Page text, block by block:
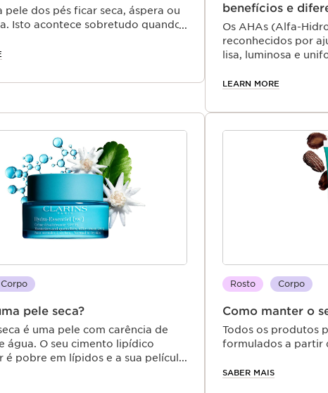
pele dos pés ficar seca, áspera ou
Isto acontece sobretudo quando
ou não hidratamos com
benefícios e
Os AHAs (Alfa-
reconhecidos por
lisa, luminosa e
LEARN MORE
Corpo
pele seca?
é uma pele com carência de
água. O seu cimento lipídico
é pobre em lípidos e a sua película
Assim, este tipo de pele
Rosto Corpo
Como manter o
Todos os produtos
formulados a partir
hidratantes e
SABER MAIS